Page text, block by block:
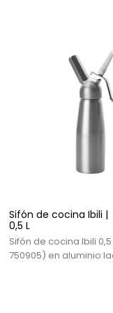
coctelería profesional.
Capacidad máx.: 0,95
ligero y fácil de usar.
CO₂ estándar (iSi).
recomendada: cargas
Perfecto para mojitos,
Sifón de cocina Ibili |
0,5 L
Sifón de cocina Ibili 0,5
750905) en aluminio